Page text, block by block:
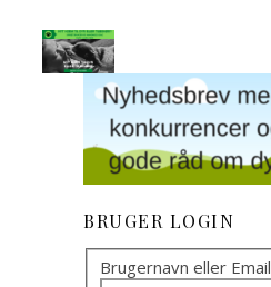
BRUGER LOGIN
Brugernavn eller Email